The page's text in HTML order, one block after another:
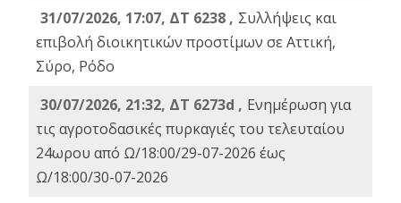
31/07/2026, 17:07, ΔΤ 6238 , Συλλήψεις και
επιβολή διοικητικών προστίμων σε Αττική,
Σύρο, Ρόδο
30/07/2026, 21:32, ΔΤ 6273d , Ενημέρωση για
τις αγροτοδασικές πυρκαγιές του τελευταίου
24ωρου από Ω/18:00/29-07-2026 έως
Ω/18:00/30-07-2026